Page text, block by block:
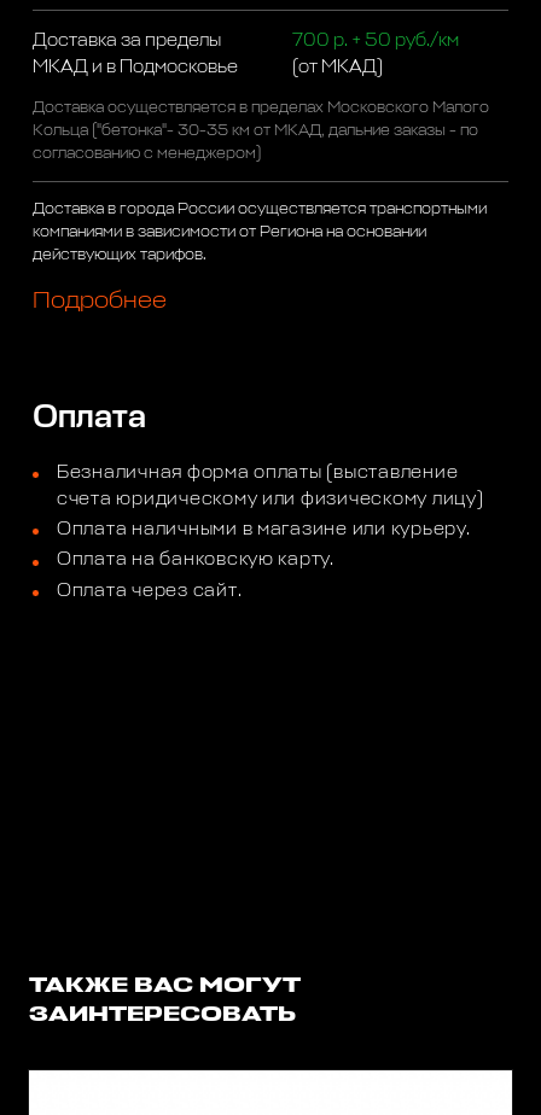
Доставка за пределы
МКАД и в Подмосковье
700 р. + 50 руб./км
(от МКАД)
Доставка осуществляется в пределах Московского Малого
Кольца ("бетонка"- 30-35 км от МКАД, дальние заказы - по
согласованию с менеджером)
Доставка в города России осуществляется транспортными
компаниями в зависимости от Региона на основании
действующих тарифов.
Подробнее
Оплата
Безналичная форма оплаты (выставление
счета юридическому или физическому лицу)
Оплата наличными в магазине или курьеру.
Оплата на банковскую карту.
Оплата через сайт.
ТАКЖЕ ВАС МОГУТ
ЗАИНТЕРЕСОВАТЬ